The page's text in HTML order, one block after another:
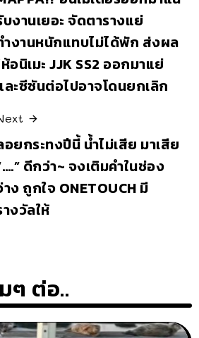
บงานเยอะ จัดตารางแย่
ำงานหนักแทบไม่ได้พัก ส่งผล
อนิเมะ JJK SS2 ออกมาแย่
ละซีซันต่อไปอาจโดนยกเลิก
อยกระทงปีนี้ น้ำไม่เสีย มาเสีย
ดีกว่า~ จงเติมคำในช่อง
าง ถูกใจ ONETOUCH มี
างวัลให้
ๆ ต่อ..